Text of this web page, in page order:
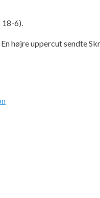
6).
uppercut sendte